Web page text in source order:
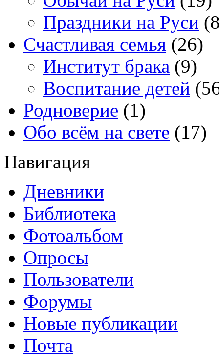
Праздники на Руси
Счастливая семья (26)
Институт брака (9)
Воспитание детей
Родноверие (1)
Обо всём на свете (17)
Навигация
Дневники
Библиотека
Фотоальбом
Опросы
Пользователи
Форумы
Новые публикации
Почта